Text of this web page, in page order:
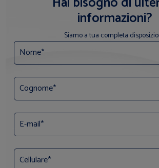
informazioni?
Siamo a tua completa